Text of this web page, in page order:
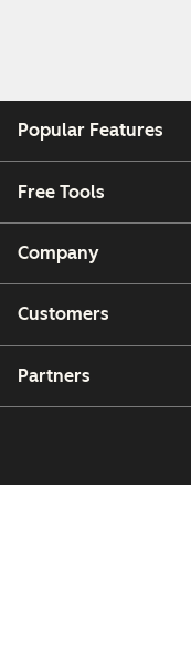
Popular Features
Free Tools
Company
Customers
Partners